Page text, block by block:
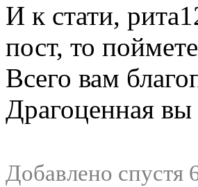
И к стати,
пост, то
Всего вам
Драгоценная
Добавлено спустя